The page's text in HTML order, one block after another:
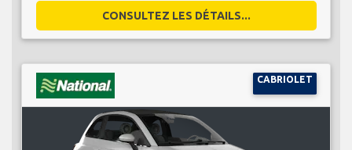
CONSULTEZ LES DÉTAILS...
CABRIOLET